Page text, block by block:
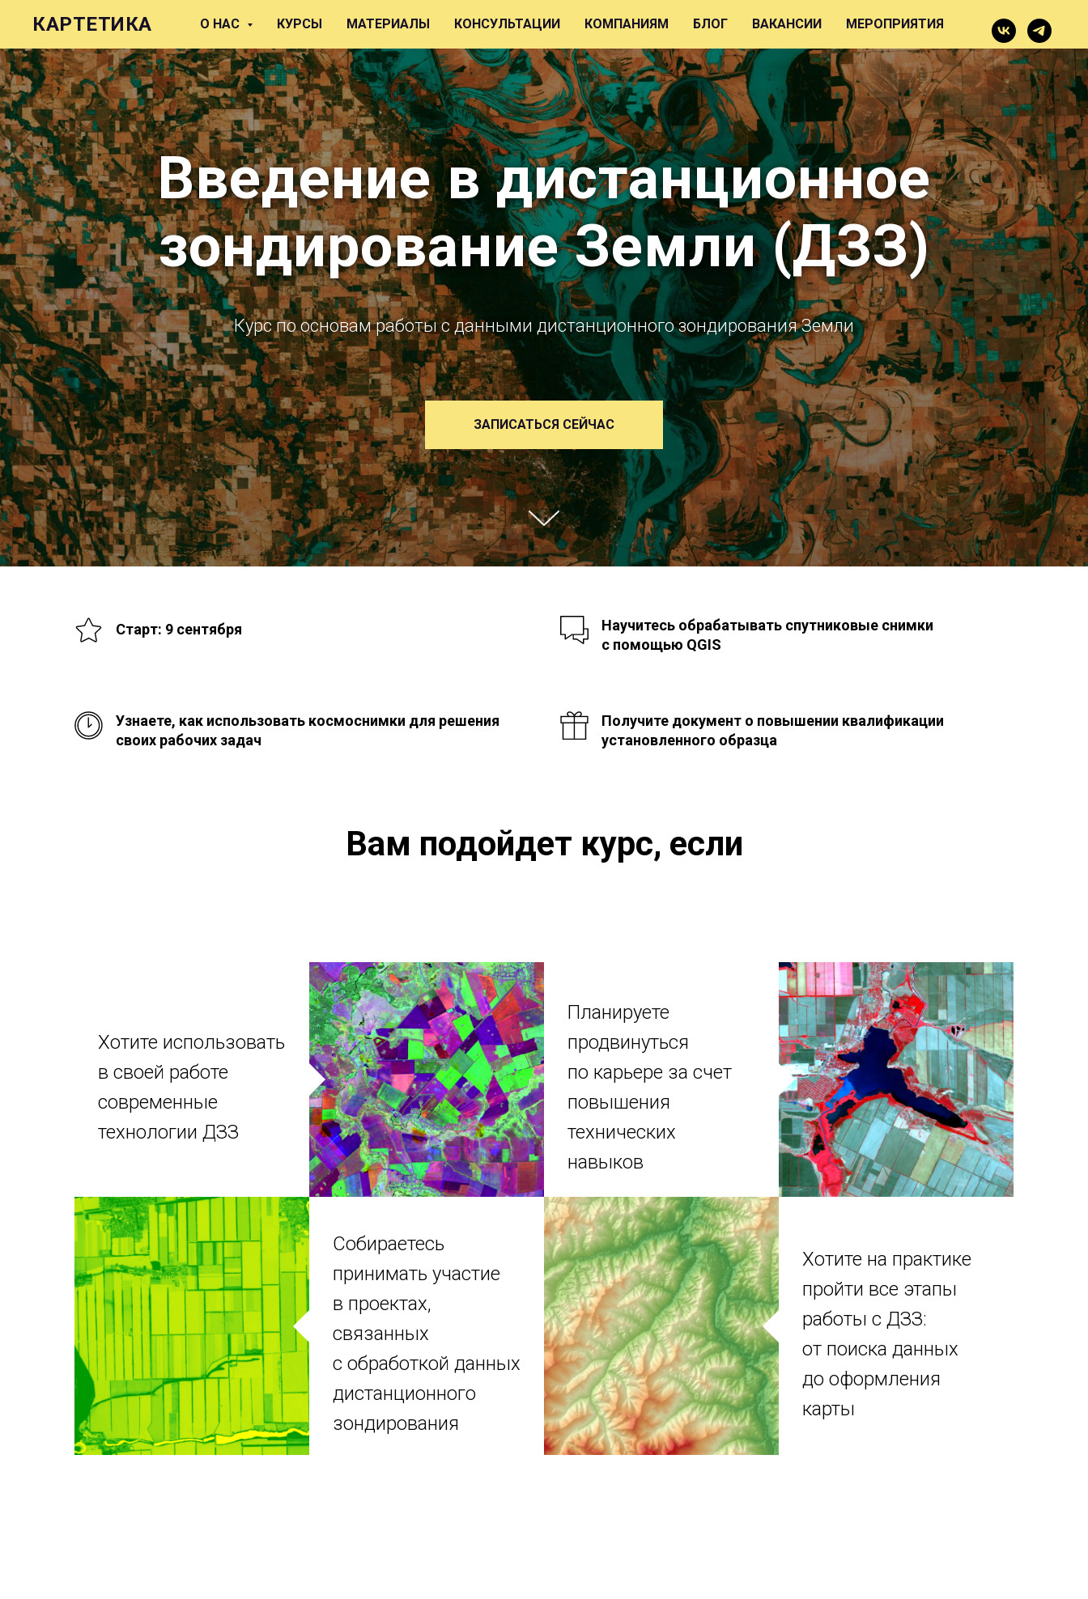
КАРТЕТИКА О НАС КУРСЫ МАТЕРИАЛЫ КОНСУЛЬТАЦИИ КОМПАНИЯМ БЛОГ ВАКАНСИИ МЕРОПРИЯТИЯ
Введение в дистанционное
зондирование Земли (ДЗЗ)
Курс по основам работы с данными дистанционного зондирования Земли
ЗАПИСАТЬСЯ СЕЙЧАС
Старт: 9 сентября
Научитесь обрабатывать спутниковые снимки
с помощью QGIS
Узнаете, как использовать космоснимки для решения
своих рабочих задач
Получите документ о повышении квалификации
установленного образца
Вам подойдет курс, если
Хотите использовать
в своей работе
современные
технологии ДЗЗ
Планируете
продвинуться
по карьере за счет
повышения
технических
навыков
Собираетесь
принимать участие
в проектах,
связанных
с обработкой данных
дистанционного
зондирования
Хотите на практике
пройти все этапы
работы с ДЗЗ:
от поиска данных
до оформления
карты